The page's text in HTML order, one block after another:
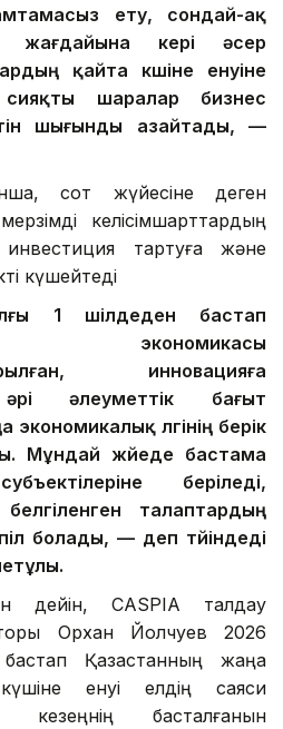
ету, сондай-ақ
жағдайына кері әсер
қайта күшіне енуіне
шаралар бизнес
шығынды азайтады, —
сот жүйесіне деген
келісімшарттардың
тартуға және
күшейтеді
1 шілдеден бастап
экономикасы
инновацияға
әрі әлеуметтік бағыт
үлгінің берік
Мұндай жүйеде бастама
беріледі,
талаптардың
болады, — деп түйіндеді
дейін, CASPIA талдау
Орхан Йолчуев 2026
Қазақстанның жаңа
енуі елдің саяси
басталғанын